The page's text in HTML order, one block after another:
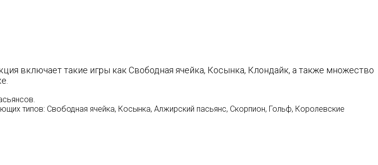
включает такие игры как Свободная ячейка, Косынка, Клондайк, а также множество
типов: Свободная ячейка, Косынка, Алжирский пасьянс, Скорпион, Гольф, Королевские